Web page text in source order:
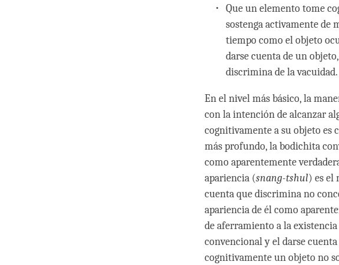
Que un elemento tome
sostenga activamente de
tiempo como el objeto
darse cuenta de un
discrimina de la vacuidad.
En el nivel más básico, la
con la intención de alcanzar
cognitivamente a su objeto es
más profundo, la bodichita
como aparentemente
apariencia (snang-tshul) es el
cuenta que discrimina no
apariencia de él como
de aferramiento a la
convencional y el darse
cognitivamente un objeto no